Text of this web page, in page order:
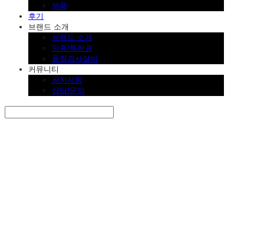
부품
후기
브랜드 소개
브랜드 소개
인증/특허권
품질검사설비
커뮤니티
공지사항
상담/문의